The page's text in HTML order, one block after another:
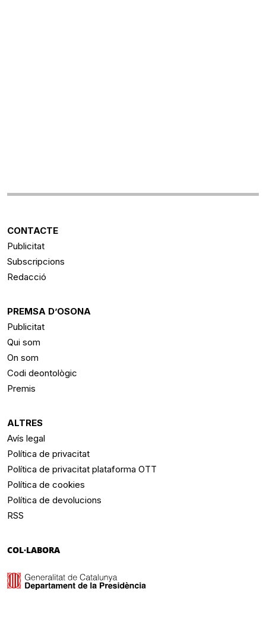
CONTACTE
Publicitat
Subscripcions
Redacció
PREMSA D’OSONA
Publicitat
Qui som
On som
Codi deontològic
Premis
ALTRES
Avís legal
Política de privacitat
Política de privacitat plataforma OTT
Política de cookies
Política de devolucions
RSS
COL·LABORA